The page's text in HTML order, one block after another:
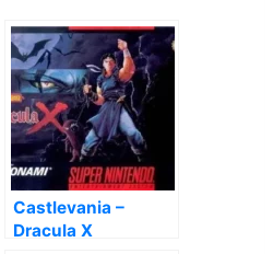
Castlevania –
Dracula X